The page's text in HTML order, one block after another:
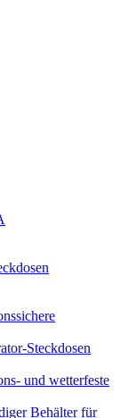
Steckdosen
und wetterfeste
Behälter für